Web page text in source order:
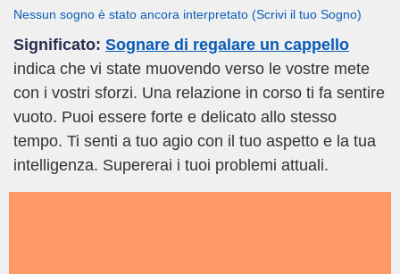
Nessun sogno è stato ancora interpretato (Scrivi il tuo Sogno)
Significato: Sognare di regalare un cappello
indica che vi state muovendo verso le vostre mete
con i vostri sforzi. Una relazione in corso ti fa sentire
vuoto. Puoi essere forte e delicato allo stesso
tempo. Ti senti a tuo agio con il tuo aspetto e la tua
intelligenza. Supererai i tuoi problemi attuali.